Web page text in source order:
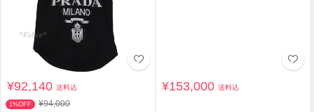
¥92,140送料込
1%OFF ¥94,000
¥153,000送料込